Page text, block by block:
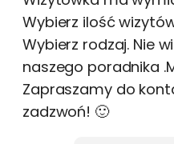
Wybierz ilość
Wybierz rodzaj. Nie
naszego poradnika
Zapraszamy do
zadzwoń! 🙂